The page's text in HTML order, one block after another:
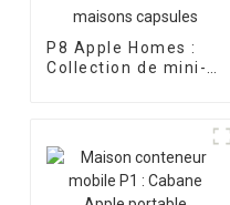
P8 Apple Homes :
Collection de mini-